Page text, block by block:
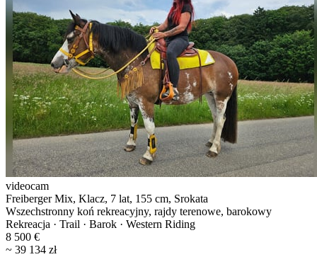
videocam
Freiberger Mix, Klacz, 7 lat, 155 cm, Srokata
Wszechstronny koń rekreacyjny, rajdy terenowe, barokowy
Rekreacja · Trail · Barok · Western Riding
8 500 €
~ 39 134 zł